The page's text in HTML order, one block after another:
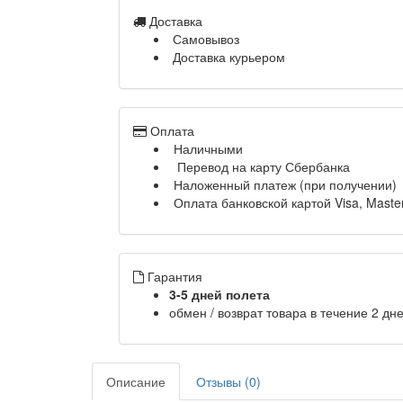
Доставка
Самовывоз
Доставка курьером
Оплата
Наличными
Перевод на карту Сбербанка
Наложенный платеж (при получении)
Оплата банковской картой Visa,
Гарантия
3-5 дней полета
обмен / возврат товара в течение 2
Описание
Отзывы (0)